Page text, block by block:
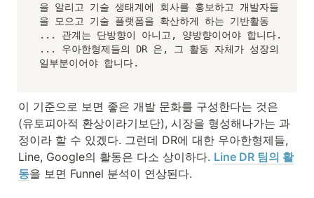
을 알리고 기술 생태계에 회사를 홍보하고 개발자들
을 모으고 기술 플랫폼을 확산하게 하는 기반활동
... 관계는 단방향이 아니고, 양방향이어야 합니다.
... 우아한형제들의 DR 은, 그 활동 자체가 성장의
일부분이어야 합니다.
이 기준으로 보면 좋은 개발 문화를 구성한다는 것은
(유토피아적 환상이라기보단), 시장을 형성해나가는 과
정이라 할 수 있겠다. 그런데 DR에 대한 우아한형제들,
Line, Google의 활동은 다소 상이하다. Line DR 팀의 활
동을 보면 Funnel 분석이 연상된다.